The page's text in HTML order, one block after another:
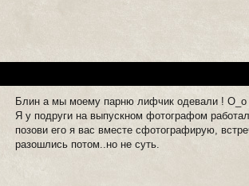
Блин а мы моему парню лифчик одевали ! О_о
Я у подруги на выпускном фотографом
позови его я вас вместе сфотографирую,
разошлись потом..но не суть.